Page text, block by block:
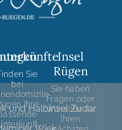
und Halbinsel Zudar
Sie
bei
Ihre
Insel
Rügen
Sie haben
Fragen oder
Wünsche für
Ihren